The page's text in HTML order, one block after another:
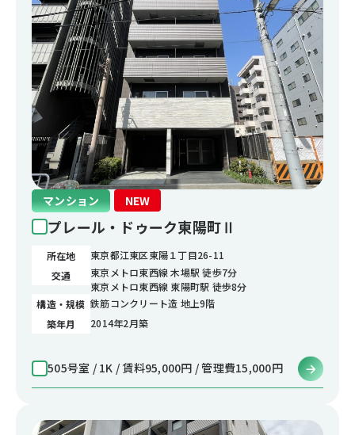
マンション NEW
プレール・ドゥーク東陽町Ⅱ
所在地
東京都江東区東陽１丁目26-11
交通
東京メトロ東西線 木場駅 徒歩7分
東京メトロ東西線 東陽町駅 徒歩8分
構造・規模 鉄筋コンクリート造 地上9階
築年月
2014年2月築
505号室 / 1K / 賃料95,000円 / 管理費15,000円